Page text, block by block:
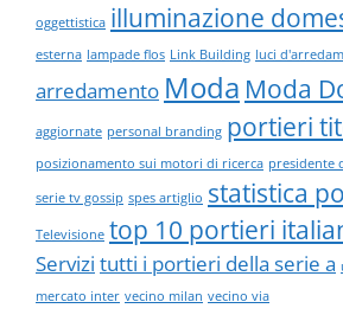
oggettistica illuminazione
esterna lampade flos Link Building luci
arredamento Moda Moda
aggiornate personal branding portieri
posizionamento sui motori di ricerca presidente
serie tv gossip spes artiglio statistica
Televisione top 10 portieri
Servizi tutti i portieri della serie a
mercato inter vecino milan vecino via